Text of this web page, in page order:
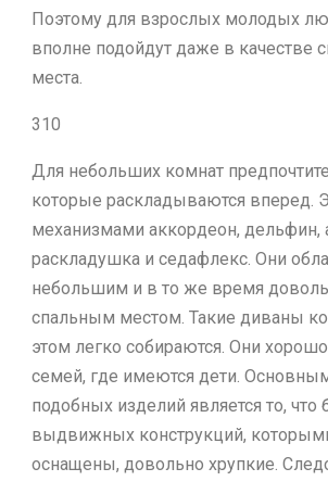
Поэтому для взрослых молодых
вполне подойдут даже в качестве
места.
310
Для небольших комнат
которые раскладываются вперед.
механизмами аккордеон, дельфин,
раскладушка и седафлекс. Они
небольшим и в то же время
спальным местом. Такие диваны
этом легко собираются. Они
семей, где имеются дети.
подобных изделий является то, что
выдвижных конструкций,
оснащены, довольно хрупкие.